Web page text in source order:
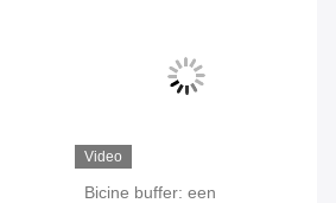
Video
Bicine buffer: een